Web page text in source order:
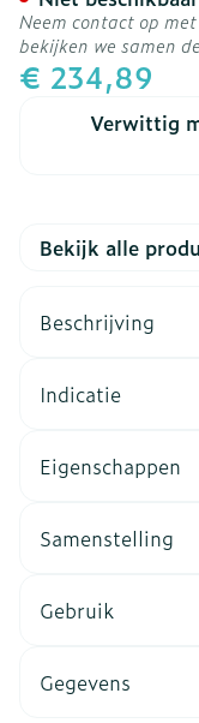
€ 234,89
Verwittig
Neem contact op
bekijken we samen
Bekijk alle
Beschrijving
Indicatie
Eigenschappen
Samenstelling
Gebruik
Gegevens